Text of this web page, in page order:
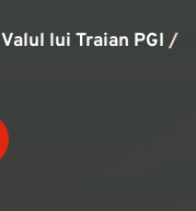
Valul lui Traian PGI